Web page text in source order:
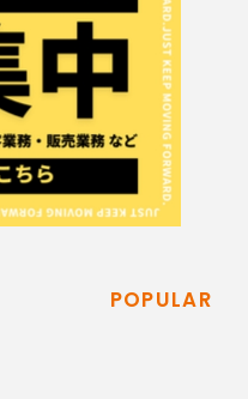
POPULAR